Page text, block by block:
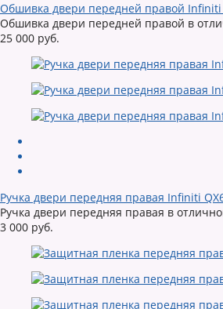
Обшивка двери передней правой Infiniti
Обшивка двери передней правой в
25 000 руб.
Ручка двери передняя правая Infiniti
Ручка двери передняя правая в
3 000 руб.